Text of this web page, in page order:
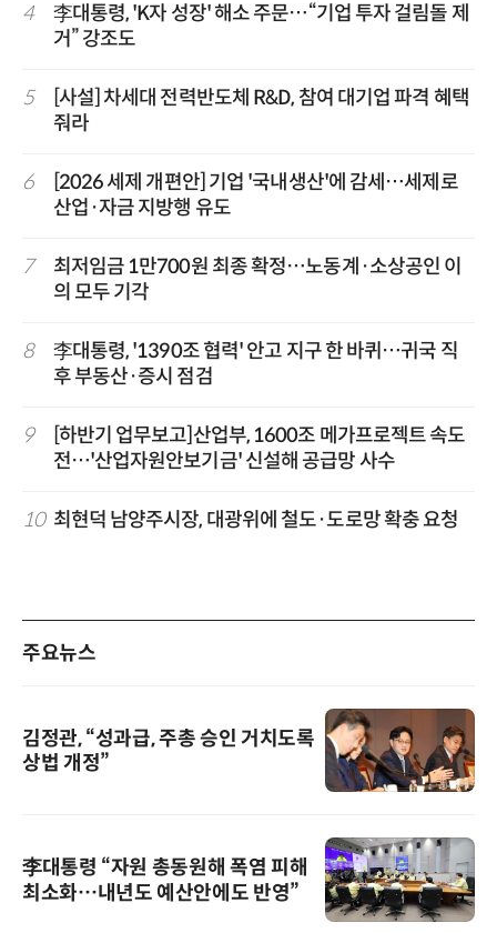
4
李대통령, 'K자 성장' 해소 주문…“기업 투자 걸림돌 제
거” 강조도
5
[사설] 차세대 전력반도체 R&D, 참여 대기업 파격 혜택
줘라
6
[2026 세제 개편안] 기업 '국내생산'에 감세…세제로
산업·자금 지방행 유도
7
최저임금 1만700원 최종 확정…노동계·소상공인 이
의 모두 기각
8
李대통령, '1390조 협력' 안고 지구 한 바퀴…귀국 직
후 부동산·증시 점검
9
[하반기 업무보고]산업부, 1600조 메가프로젝트 속도
전…'산업자원안보기금' 신설해 공급망 사수
10 최현덕 남양주시장, 대광위에 철도·도로망 확충 요청
주요뉴스
김정관, “성과급, 주총 승인 거치도록
상법 개정”
李대통령 “자원 총동원해 폭염 피해
최소화…내년도 예산안에도 반영”